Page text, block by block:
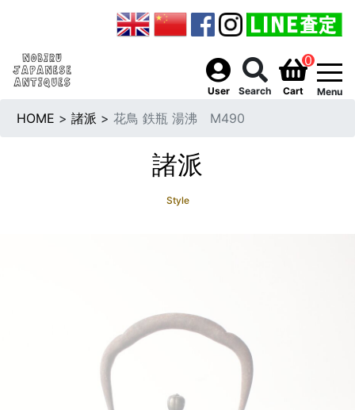
User Search
0
Cart Menu
HOME > 諸派 > 花鳥 鉄瓶 湯沸 M490
諸派
Style